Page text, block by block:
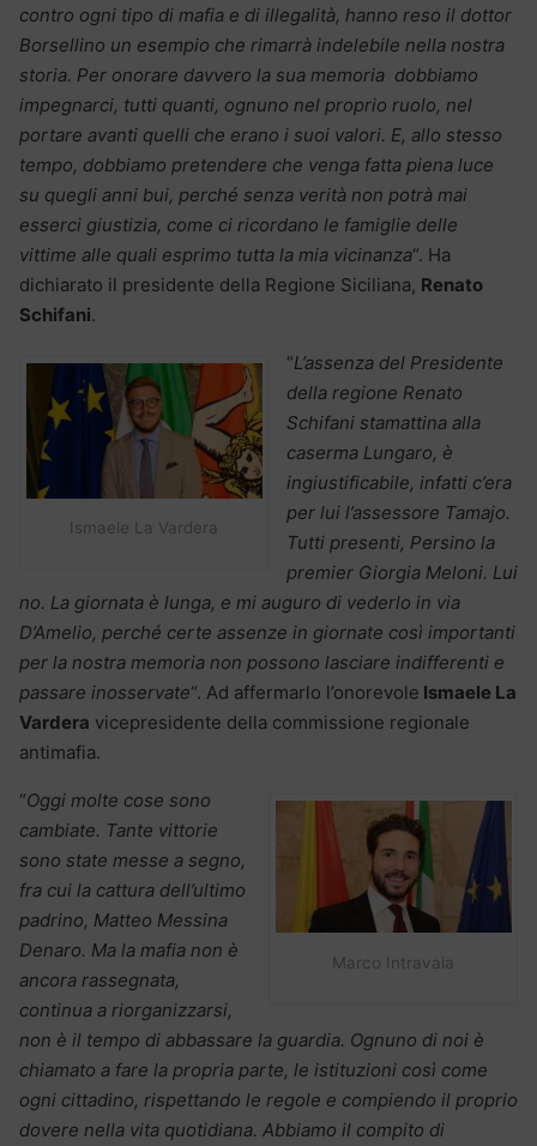
contro ogni tipo di mafia e di illegalità, hanno reso il dottor
Borsellino un esempio che rimarrà indelebile nella nostra
storia. Per onorare davvero la sua memoria dobbiamo
impegnarci, tutti quanti, ognuno nel proprio ruolo, nel
portare avanti quelli che erano i suoi valori. E, allo stesso
tempo, dobbiamo pretendere che venga fatta piena luce
su quegli anni bui, perché senza verità non potrà mai
esserci giustizia, come ci ricordano le famiglie delle
vittime alle quali esprimo tutta la mia vicinanza“. Ha
dichiarato il presidente della Regione Siciliana, Renato
Schifani.
Ismaele La Vardera
“L’assenza del Presidente
della regione Renato
Schifani stamattina alla
caserma Lungaro, è
ingiustificabile, infatti c’era
per lui l’assessore Tamajo.
Tutti presenti, Persino la
premier Giorgia Meloni. Lui
no. La giornata è lunga, e mi auguro di vederlo in via
D’Amelio, perché certe assenze in giornate così importanti
per la nostra memoria non possono lasciare indifferenti e
passare inosservate“. Ad affermarlo l’onorevole Ismaele La
Vardera vicepresidente della commissione regionale
antimafia.
Marco Intravaia
“Oggi molte cose sono
cambiate. Tante vittorie
sono state messe a segno,
fra cui la cattura dell’ultimo
padrino, Matteo Messina
Denaro. Ma la mafia non è
ancora rassegnata,
continua a riorganizzarsi,
non è il tempo di abbassare la guardia. Ognuno di noi è
chiamato a fare la propria parte, le istituzioni così come
ogni cittadino, rispettando le regole e compiendo il proprio
dovere nella vita quotidiana. Abbiamo il compito di